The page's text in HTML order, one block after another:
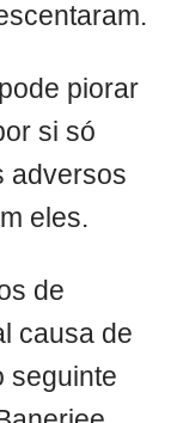
piorar
si só
adversos
eles.
de
causa de
seguinte